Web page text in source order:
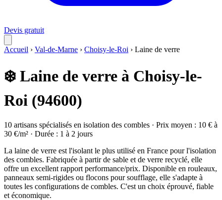
Devis gratuit
Accueil › Val-de-Marne › Choisy-le-Roi › Laine de verre
❄️ Laine de verre à Choisy-le-
Roi (94600)
10 artisans spécialisés en isolation des combles · Prix moyen : 10 € à
30 €/m² · Durée : 1 à 2 jours
La laine de verre est l'isolant le plus utilisé en France pour l'isolation
des combles. Fabriquée à partir de sable et de verre recyclé, elle
offre un excellent rapport performance/prix. Disponible en rouleaux,
panneaux semi-rigides ou flocons pour soufflage, elle s'adapte à
toutes les configurations de combles. C'est un choix éprouvé, fiable
et économique.